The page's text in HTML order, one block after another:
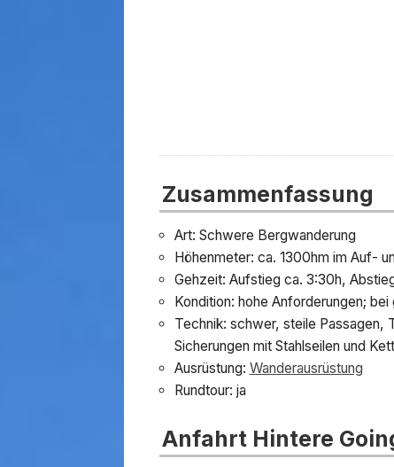
Zusammenfassung
Art: Schwere Bergwanderung
Höhenmeter: ca. 1300hm im Auf-
Gehzeit: Aufstieg ca. 3:30h,
Kondition: hohe Anforderungen;
Technik: schwer, steile
Sicherungen mit Stahlseilen und
Ausrüstung: Wanderausrüstung
Rundtour: ja
Anfahrt Hintere